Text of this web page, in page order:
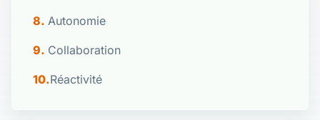
Autonomie
Collaboration
Réactivité